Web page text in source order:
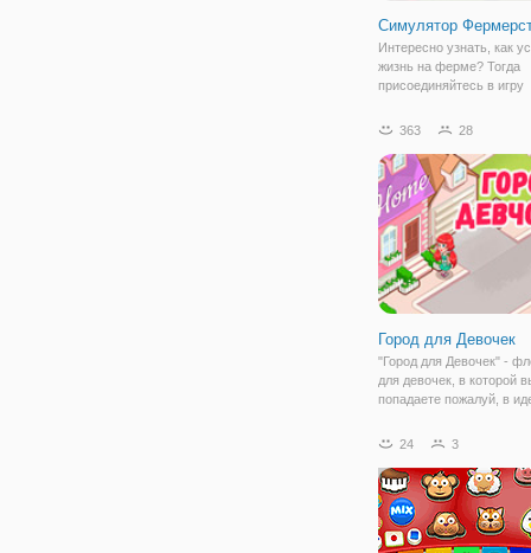
Симулятор
Интересно узнать, как
жизнь на ферме? Тогда
присоединяйтесь в игру
ней мы будем в роли
покладая рук, чтобы
бизнес сельского
363 28
Город для Девочек
"Город для Девочек" -
для девочек, в которой
попадаете пожалуй, в
магазинов одежды,
прочих мест, которые
просто
24 3